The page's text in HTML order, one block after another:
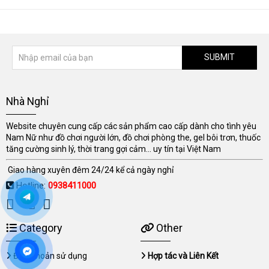
SUBMIT
Nhà Nghỉ
Website chuyên cung cấp các sản phẩm cao cấp dành cho tình yêu
Nam Nữ như đồ chơi người lớn, đồ chơi phòng the, gel bôi trơn, thuốc
tăng cường sinh lý, thời trang gợi cảm... uy tín tại Việt Nam
Giao hàng xuyên đêm 24/24 kể cả ngày nghỉ
Hotline: 0938411000
Category
Điều khoản sử dụng
Other
Hợp tác và Liên Kết